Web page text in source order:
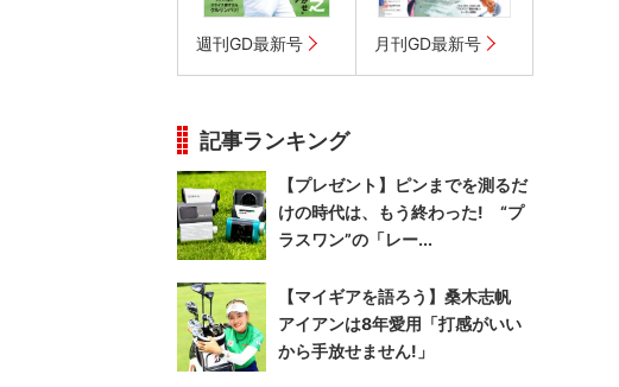
週刊GD最新号 月刊GD最新号
記事ランキング
【プレゼント】ピンまでを測るだ
けの時代は、もう終わった! “プ
ラスワン”の「レー...
【マイギアを語ろう】桑木志帆
アイアンは8年愛用「打感がいい
から手放せません!」